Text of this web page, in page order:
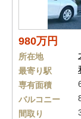
980万円
所在地
最寄り駅
専有面積
バルコニー
間取り